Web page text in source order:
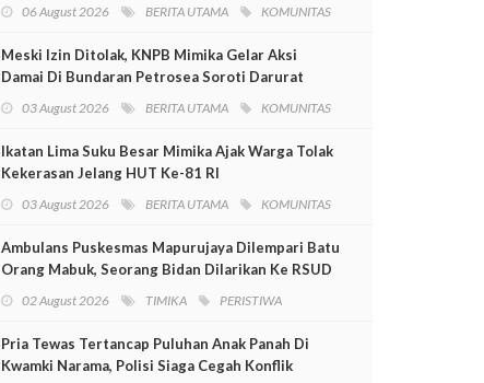
06 August 2026 BERITA UTAMA KOMUNITAS
Meski Izin Ditolak, KNPB Mimika Gelar Aksi
Damai Di Bundaran Petrosea Soroti Darurat
03 August 2026 BERITA UTAMA KOMUNITAS
Ikatan Lima Suku Besar Mimika Ajak Warga Tolak
Kekerasan Jelang HUT Ke-81 RI
03 August 2026 BERITA UTAMA KOMUNITAS
Ambulans Puskesmas Mapurujaya Dilempari Batu
Orang Mabuk, Seorang Bidan Dilarikan Ke RSUD
02 August 2026 TIMIKA PERISTIWA
Pria Tewas Tertancap Puluhan Anak Panah Di
Kwamki Narama, Polisi Siaga Cegah Konflik